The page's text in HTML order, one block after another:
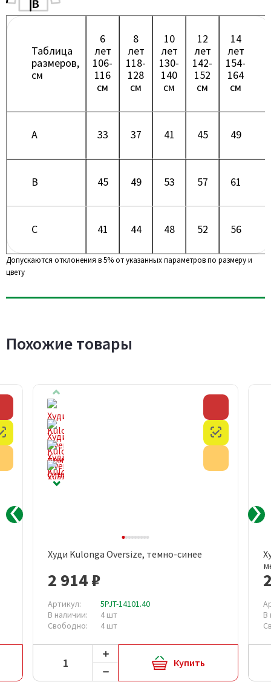
Таблица
размеров,
см
6
лет
106-
116
см
8
лет
118-
128
см
10
лет
130-
140
см
12
лет
142-
152
см
14
лет
154-
164
см
A 33 37 41 45 49
B 45 49 53 57 61
C 41 44 48 52 56
Допускаются отклонения в 5% от указанных параметров по размеру и
цвету
Похожие товары
Честный знак
Худи Kulonga Oversize, темно-синее
2 914 ₽
Артикул:
5PJT-14101.40
В наличии:
4 шт
Свободно:
4 шт
Купить
В